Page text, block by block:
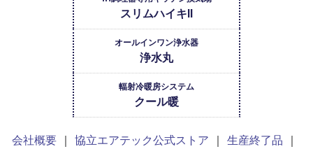
スリムハイキⅡ
オールインワン浄水器
浄水丸
輻射冷暖房システム
クール暖
会社概要 協立エアテック公式ストア
生産終了品